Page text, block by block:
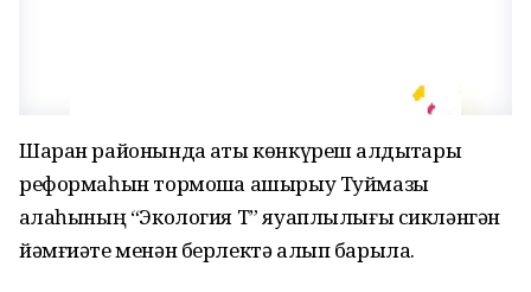
Шаран районында ҡаты көнкүреш ҡалдыҡтары
реформаһын тормошҡа ашырыу Туймазы
ҡалаһының “Экология Т” яуаплылығы сикләнгән
йәмғиәте менән берлектә алып барыла.